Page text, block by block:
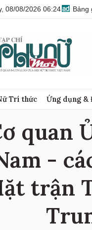
08/08/2026 06:24 Bảng
Trí thức Ứng dụng &
quan
-
trận